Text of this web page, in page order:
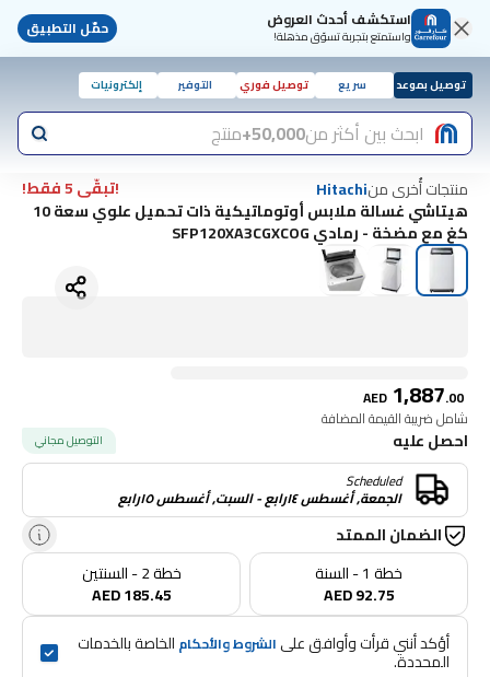
استكشف أحدث العروض
واستمتع بتجربة تسوّق مذهلة! حمّل التطبيق
توصيل بموعد سريع توصيل فوري التوفير إلكترونيات
ابحث بين أكثر من50,000+ منتج
منتجات أُخرى منHitachi
!تبقّى 5 فقط!
هيتاشي غسالة ملابس أوتوماتيكية ذات تحميل علوي سعة 10
كغ مع مضخة - رمادي SFP120XA3CGXCOG
AED 1,887.00
شامل ضريبة القيمة المضافة
احصل عليه التوصيل مجاني
Scheduled
الجمعة, أغسطس ١٤رابع - السبت, أغسطس ١٥رابع
الضمان الممتد
خطة 1 - السنة
AED 92.75
خطة 2 - السنتين
AED 185.45
أؤكد أنني قرأت وأوافق على الشروط والأحكام
المحددة.